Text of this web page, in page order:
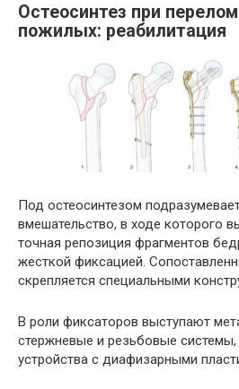
Остеосинтез при
пожилых: реабилитация
Под остеосинтезом
вмешательство, в ходе которого
точная репозиция фрагментов
жесткой фиксацией.
скрепляется специальными
В роли фиксаторов выступают
стержневые и резьбовые системы,
устройства с диафизарными